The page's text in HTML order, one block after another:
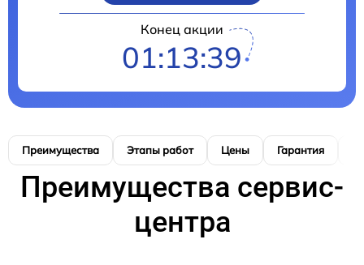
Конец акции
01:13:38
Преимущества Этапы работ Цены Гарантия
Преимущества сервис-
центра